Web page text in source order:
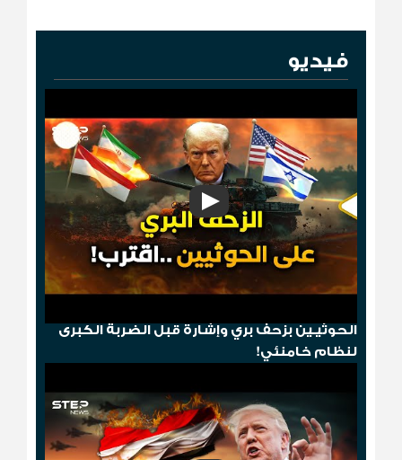
فيديو
الحوثيـين بزحف بري وإشارة قبل الضربة الكبرى
لنظام خامنئي!